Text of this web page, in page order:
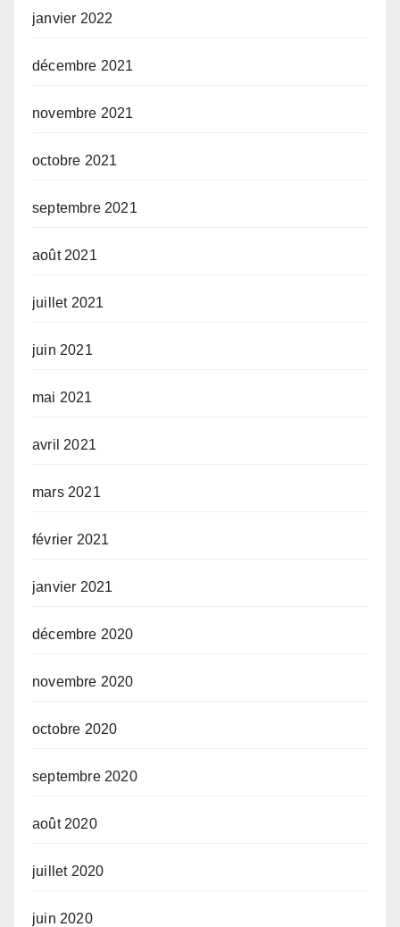
janvier 2022
décembre 2021
novembre 2021
octobre 2021
septembre 2021
août 2021
juillet 2021
juin 2021
mai 2021
avril 2021
mars 2021
février 2021
janvier 2021
décembre 2020
novembre 2020
octobre 2020
septembre 2020
août 2020
juillet 2020
juin 2020